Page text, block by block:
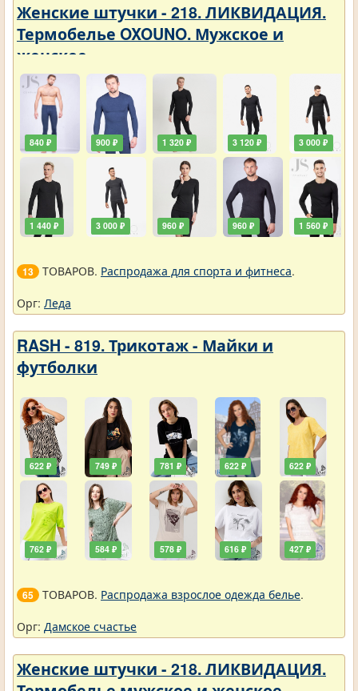
Женские штучки - 218. ЛИКВИДАЦИЯ.
Термобелье OXOUNO. Мужское и
женское
840 ₽
1 440 ₽
900 ₽
3 000 ₽
1 320 ₽
960 ₽
3 120 ₽
960 ₽
3 000 ₽
1 560 ₽
13 ТОВАРОВ. Распродажа для спорта и фитнеса.
Орг: Леда
RASH - 819. Трикотаж - Майки и
футболки
622 ₽
762 ₽
749 ₽
584 ₽
781 ₽
578 ₽
622 ₽
616 ₽
622 ₽
427 ₽
65 ТОВАРОВ. Распродажа взрослое одежда белье.
Орг: Дамское счастье
Женские штучки - 218. ЛИКВИДАЦИЯ.